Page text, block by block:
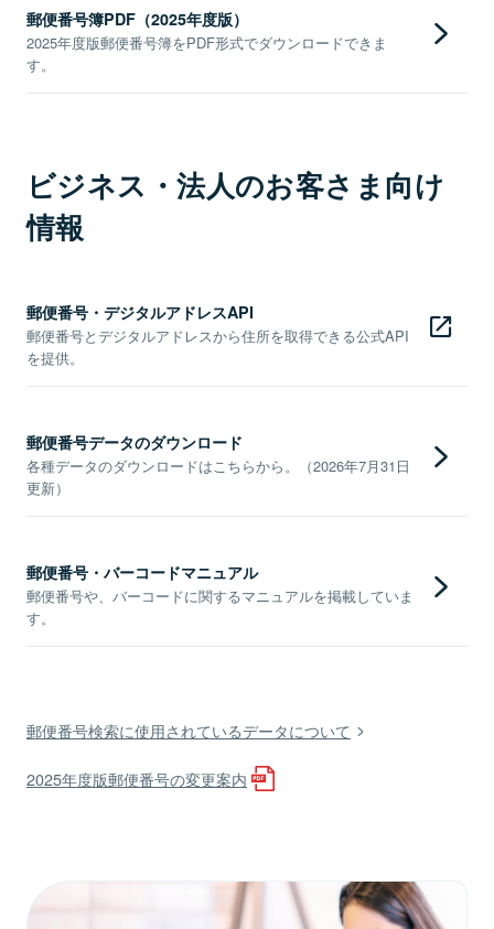
郵便番号簿PDF（2025年度版）
2025年度版郵便番号簿をPDF形式でダウンロードできま
す。
ビジネス・法人のお客さま向け
情報
郵便番号・デジタルアドレスAPI
郵便番号とデジタルアドレスから住所を取得できる公式API
を提供。
郵便番号データのダウンロード
各種データのダウンロードはこちらから。（2026年7月31日
更新）
郵便番号・バーコードマニュアル
郵便番号や、バーコードに関するマニュアルを掲載していま
す。
郵便番号検索に使用されているデータについて
2025年度版郵便番号の変更案内